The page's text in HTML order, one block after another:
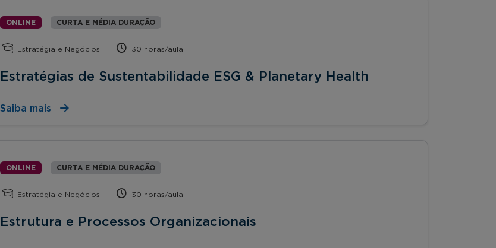
ONLINE CURTA E MÉDIA DURAÇÃO
Estratégia e Negócios 30 horas/aula
Estratégias de Sustentabilidade ESG & Planetary Health
Saiba mais
ONLINE CURTA E MÉDIA DURAÇÃO
Estratégia e Negócios 30 horas/aula
Estrutura e Processos Organizacionais